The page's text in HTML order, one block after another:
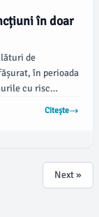
în doar
de
în perioada
cu risc
în
unui
Citește
Next »